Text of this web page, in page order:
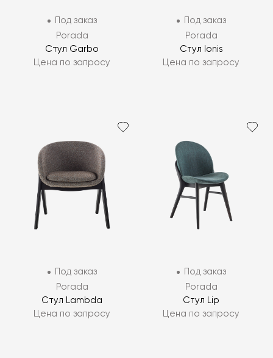
Под заказ
Porada
Стул Garbo
Цена по запросу
Под заказ
Porada
Стул Ionis
Цена по запросу
Под заказ
Porada
Стул Lambda
Цена по запросу
Под заказ
Porada
Стул Lip
Цена по запросу